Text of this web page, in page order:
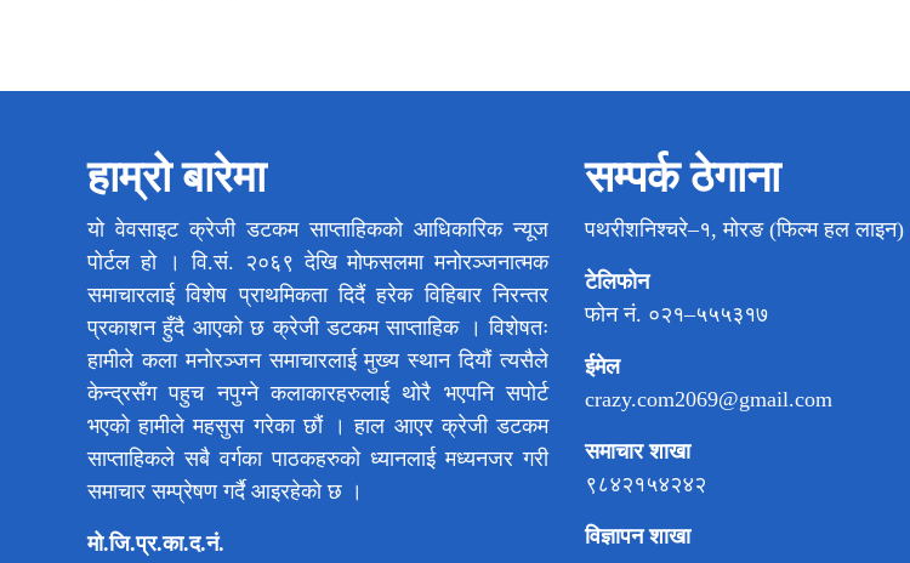
हाम्रो बारेमा
यो वेवसाइट क्रेजी डटकम साप्ताहिकको आधिकारिक न्यूज
पोर्टल हो । वि.सं. २०६९ देखि मोफसलमा मनोरञ्जनात्मक
समाचारलाई विशेष प्राथमिकता दिदैं हरेक विहिबार निरन्तर
प्रकाशन हुँदै आएको छ क्रेजी डटकम साप्ताहिक । विशेषतः
हामीले कला मनोरञ्जन समाचारलाई मुख्य स्थान दियौं त्यसैले
केन्द्रसँग पहुच नपुग्ने कलाकारहरुलाई थोरै भएपनि सपोर्ट
भएको हामीले महसुस गरेका छौं । हाल आएर क्रेजी डटकम
साप्ताहिकले सबै वर्गका पाठकहरुको ध्यानलाई मध्यनजर गरी
समाचार सम्प्रेषण गर्दै आइरहेको छ ।
मो.जि.प्र.का.द.नं.
सम्पर्क ठेगाना
पथरीशनिश्चरे–१, मोरङ (फिल्म हल लाइन)
टेलिफोन
फोन नं. ०२१–५५५३१७
ईमेल
crazy.com2069@gmail.com
समाचार शाखा
९८४२१५४२४२
विज्ञापन शाखा